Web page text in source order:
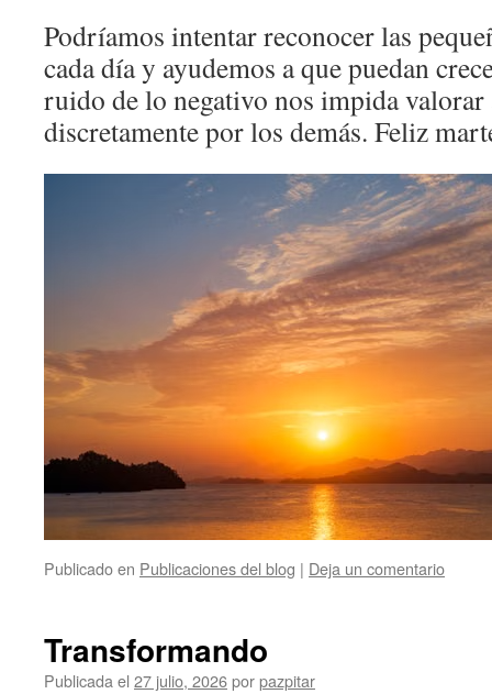
Podríamos intentar reconocer las
cada día y ayudemos a que puedan
ruido de lo negativo nos impida valorar
discretamente por los demás. Feliz
Publicado en Publicaciones del blog | Deja un comentario
Transformando
Publicada el 27 julio, 2026porpazpitar